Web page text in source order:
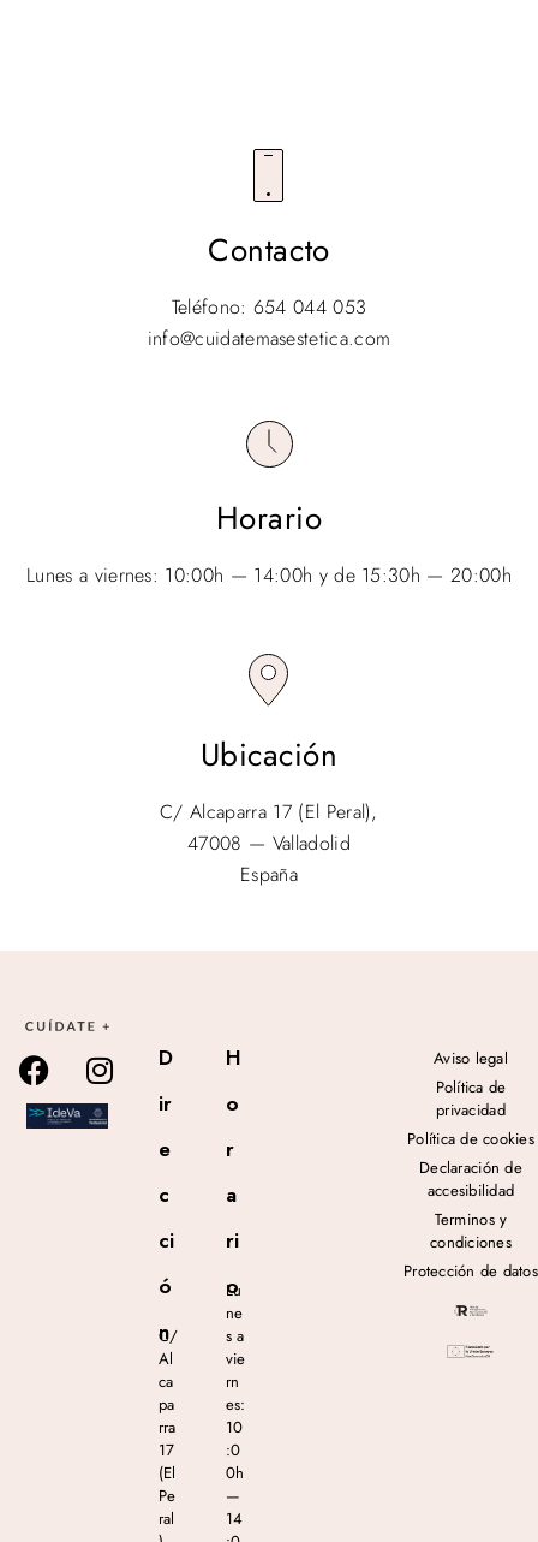
Contacto
Teléfono: 654 044 053
info@cuidatemasestetica.com
Horario
Lunes a viernes: 10:00h — 14:00h y de 15:30h — 20:00h
Ubicación
C/ Alcaparra 17 (El Peral),
47008 — Valladolid
España
D
ir
e
c
ci
ó
n
C/
Al
ca
pa
rra
17
(El
Pe
ral
H
o
r
a
ri
o
Lu
ne
s a
vie
rn
es:
10
:0
0h
—
14
Aviso legal
Política de
privacidad
Política de cookies
Declaración de
accesibilidad
Terminos y
condiciones
Protección de datos